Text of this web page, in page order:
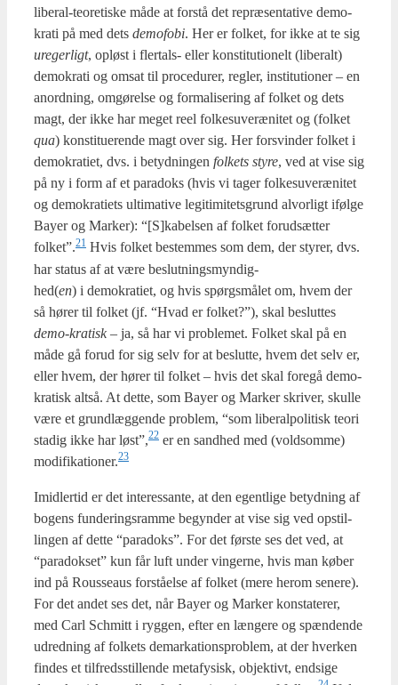
libe­ral-teo­re­ti­ske måde at for­stå det repræ­sen­ta­ti­ve demo­
kra­ti på med dets demo­fo­bi. Her er fol­ket, for ikke at te sig
ure­ger­ligt, opløst i fler­tals- eller kon­sti­tu­tio­nelt (libe­ralt)
demo­kra­ti og omsat til pro­ce­du­rer, reg­ler, insti­tu­tio­ner – en
anord­ning, omgø­rel­se og for­ma­li­se­ring af fol­ket og dets
magt, der ikke har meget reel fol­kes­u­veræ­ni­tet og (fol­ket
qua) kon­sti­tu­e­ren­de magt over sig. Her for­svin­der fol­ket i
demo­kra­ti­et, dvs. i betyd­nin­gen fol­kets sty­re, ved at vise sig
på ny i form af et para­doks (hvis vi tager fol­kes­u­veræ­ni­tet
og demo­kra­tiets ulti­ma­ti­ve legi­ti­mi­tets­grund alvor­ligt iføl­ge
Bay­er og Mar­ker): “[S]kabelsen af fol­ket for­ud­sæt­ter
folket”.21 Hvis fol­ket bestem­mes som dem, der sty­rer, dvs.
har sta­tus af at være beslut­ningsmyn­dig­
hed(en) i demo­kra­ti­et, og hvis spørgs­må­let om, hvem der
så hører til fol­ket (jf. “Hvad er fol­ket?”), skal beslut­tes
demo-kra­tisk – ja, så har vi pro­ble­met. Fol­ket skal på en
måde gå for­ud for sig selv for at beslut­te, hvem det selv er,
eller hvem, der hører til fol­ket – hvis det skal fore­gå demo­
kra­tisk alt­så. At det­te, som Bay­er og Mar­ker skri­ver, skul­le
være et grund­læg­gen­de pro­blem, “som libe­ral­po­li­tisk teo­ri
sta­dig ikke har løst”,22 er en sand­hed med (vold­som­me)
modifikationer.23
Imid­ler­tid er det inter­es­san­te, at den egent­li­ge betyd­ning af
bogens fun­de­rings­ram­me begyn­der at vise sig ved opstil­
lin­gen af det­te “para­doks”. For det før­ste ses det ved, at
“para­dok­set” kun får luft under vin­ger­ne, hvis man køber
ind på Rous­seaus for­stå­el­se af fol­ket (mere her­om sene­re).
For det andet ses det, når Bay­er og Mar­ker kon­sta­te­rer,
med Carl Sch­mitt i ryg­gen, efter en læn­ge­re og spæn­den­de
udred­ning af fol­kets demar­ka­tions­pro­blem, at der hver­ken
fin­des et til­freds­stil­len­de meta­fy­sisk, objek­tivt, end­si­ge